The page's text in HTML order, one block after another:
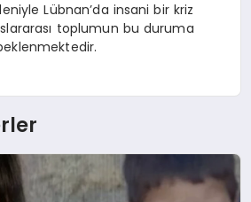
Lübnan’da insani bir kriz
toplumun bu duruma